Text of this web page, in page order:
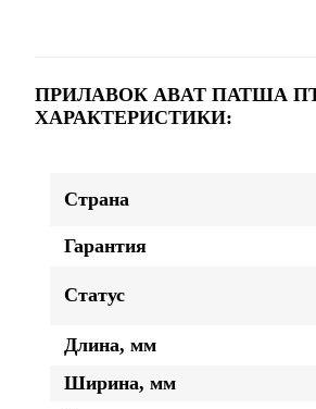
ПРИЛАВОК ABAT ПАТША
ХАРАКТЕРИСТИКИ:
Страна
Гарантия
Статус
Длина, мм
Ширина, мм